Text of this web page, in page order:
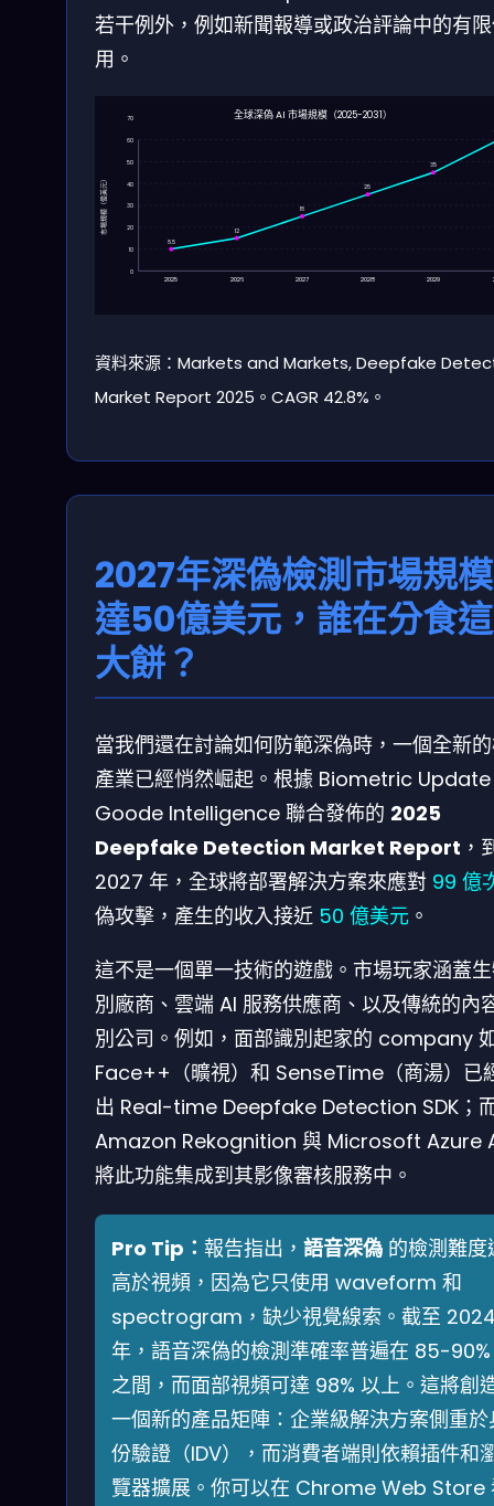
若干例外，例如新聞報導或政治評論中的有
用。
0
10
20
30
40
50
60
70
2025 2026 2027 2028 2029
市場規模（億美元）
全球深偽 AI 市場規模（2025-2031）
8.5
12
18
25
35
資料來源：Markets and Markets, Deepfake
Market Report 2025。CAGR 42.8%。
2027年深偽檢測市場規
達50億美元，誰在分食
大餅？
當我們還在討論如何防範深偽時，一個全新
產業已經悄然崛起。根據 Biometric
Goode Intelligence 聯合發佈的 2025
Deepfake Detection Market Report ，
2027 年，全球將部署解決方案來應對 99 億
偽攻擊，產生的收入接近 50 億美元 。
這不是一個單一技術的遊戲。市場玩家涵蓋
別廠商、雲端 AI 服務供應商、以及傳統的內
別公司。例如，面部識別起家的 company
Face++（曠視）和 SenseTime（商湯）已
出 Real-time Deepfake Detection SDK；
Amazon Rekognition 與 Microsoft Azure
將此功能集成到其影像審核服務中。
Pro Tip： 報告指出， 語音深偽 的檢測難度
高於視頻，因為它只使用 waveform 和
spectrogram，缺少視覺線索。截至
年，語音深偽的檢測準確率普遍在 85-90%
之間，而面部視頻可達 98% 以上。這將創
一個新的產品矩陣：企業級解決方案側重於
份驗證（IDV），而消費者端則依賴插件和
覽器擴展。你可以在 Chrome Web Store